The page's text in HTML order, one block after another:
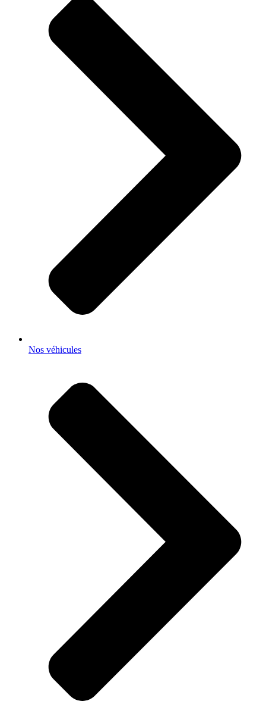
Nos véhicules